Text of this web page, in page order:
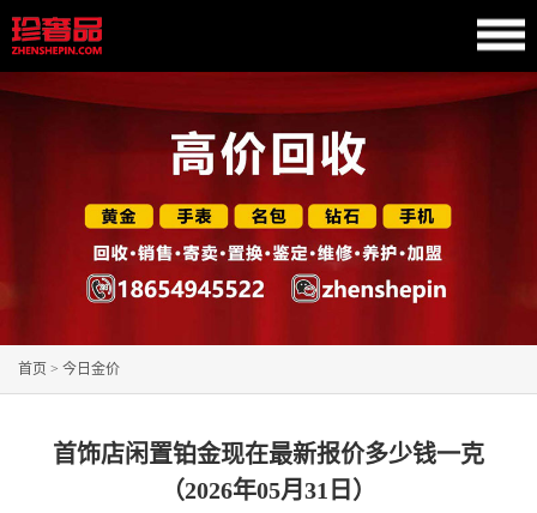
首页 > 今日金价
首饰店闲置铂金现在最新报价多少钱一克
（2026年05月31日）